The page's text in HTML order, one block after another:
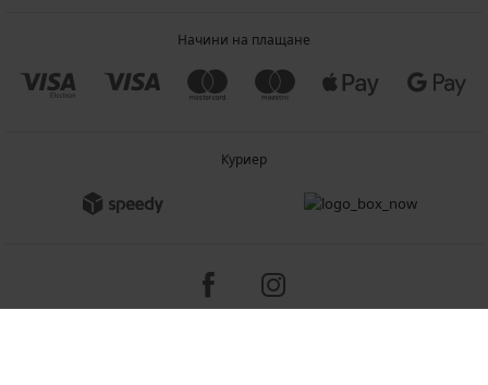
Начини на плащане
Куриер